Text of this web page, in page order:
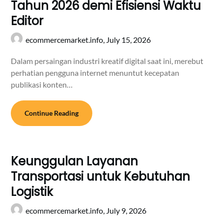
Tahun 2026 demi Efisiensi Waktu
Editor
ecommercemarket.info, July 15, 2026
Dalam persaingan industri kreatif digital saat ini, merebut
perhatian pengguna internet menuntut kecepatan
publikasi konten…
Continue Reading
Keunggulan Layanan
Transportasi untuk Kebutuhan
Logistik
ecommercemarket.info, July 9, 2026